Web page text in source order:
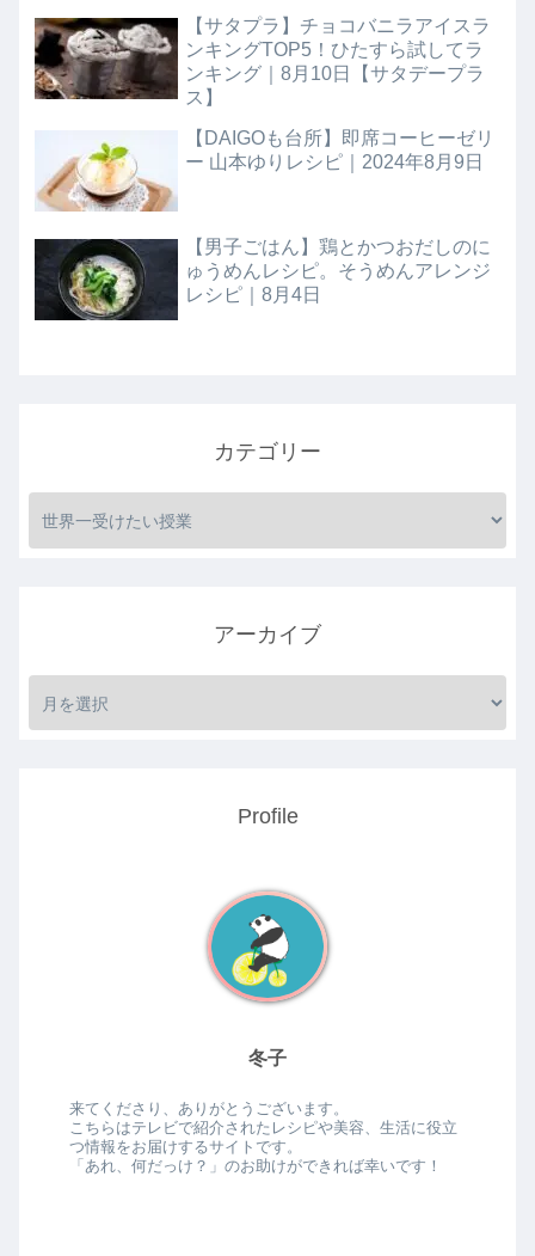
【サタプラ】チョコバニラアイスラ
ンキングTOP5！ひたすら試してラ
ンキング｜8月10日【サタデープラ
ス】
【DAIGOも台所】即席コーヒーゼリ
ー 山本ゆりレシピ｜2024年8月9日
【男子ごはん】鶏とかつおだしのに
ゅうめんレシピ。そうめんアレンジ
レシピ｜8月4日
カテゴリー
アーカイブ
Profile
冬子
来てくださり、ありがとうございます。
こちらはテレビで紹介されたレシピや美容、生活に役立
つ情報をお届けするサイトです。
「あれ、何だっけ？」のお助けができれば幸いです！